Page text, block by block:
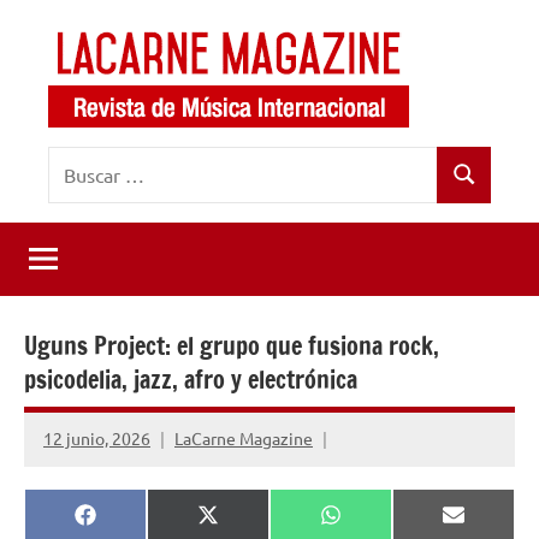
contenido
LaCarne
Magazine
de
música
internacional
Buscar
Uguns Project: el grupo que fusiona rock,
psicodelia, jazz, afro y electrónica
12 junio, 2026 LaCarne Magazine
Compartir
Facebook
Compartir
X
Compartir
WhatsApp Email